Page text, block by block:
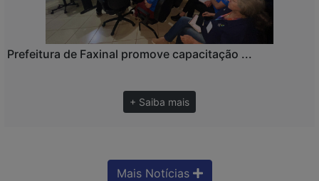
Prefeitura de Faxinal promove capacitação ...
+ Saiba mais
Mais Notícias